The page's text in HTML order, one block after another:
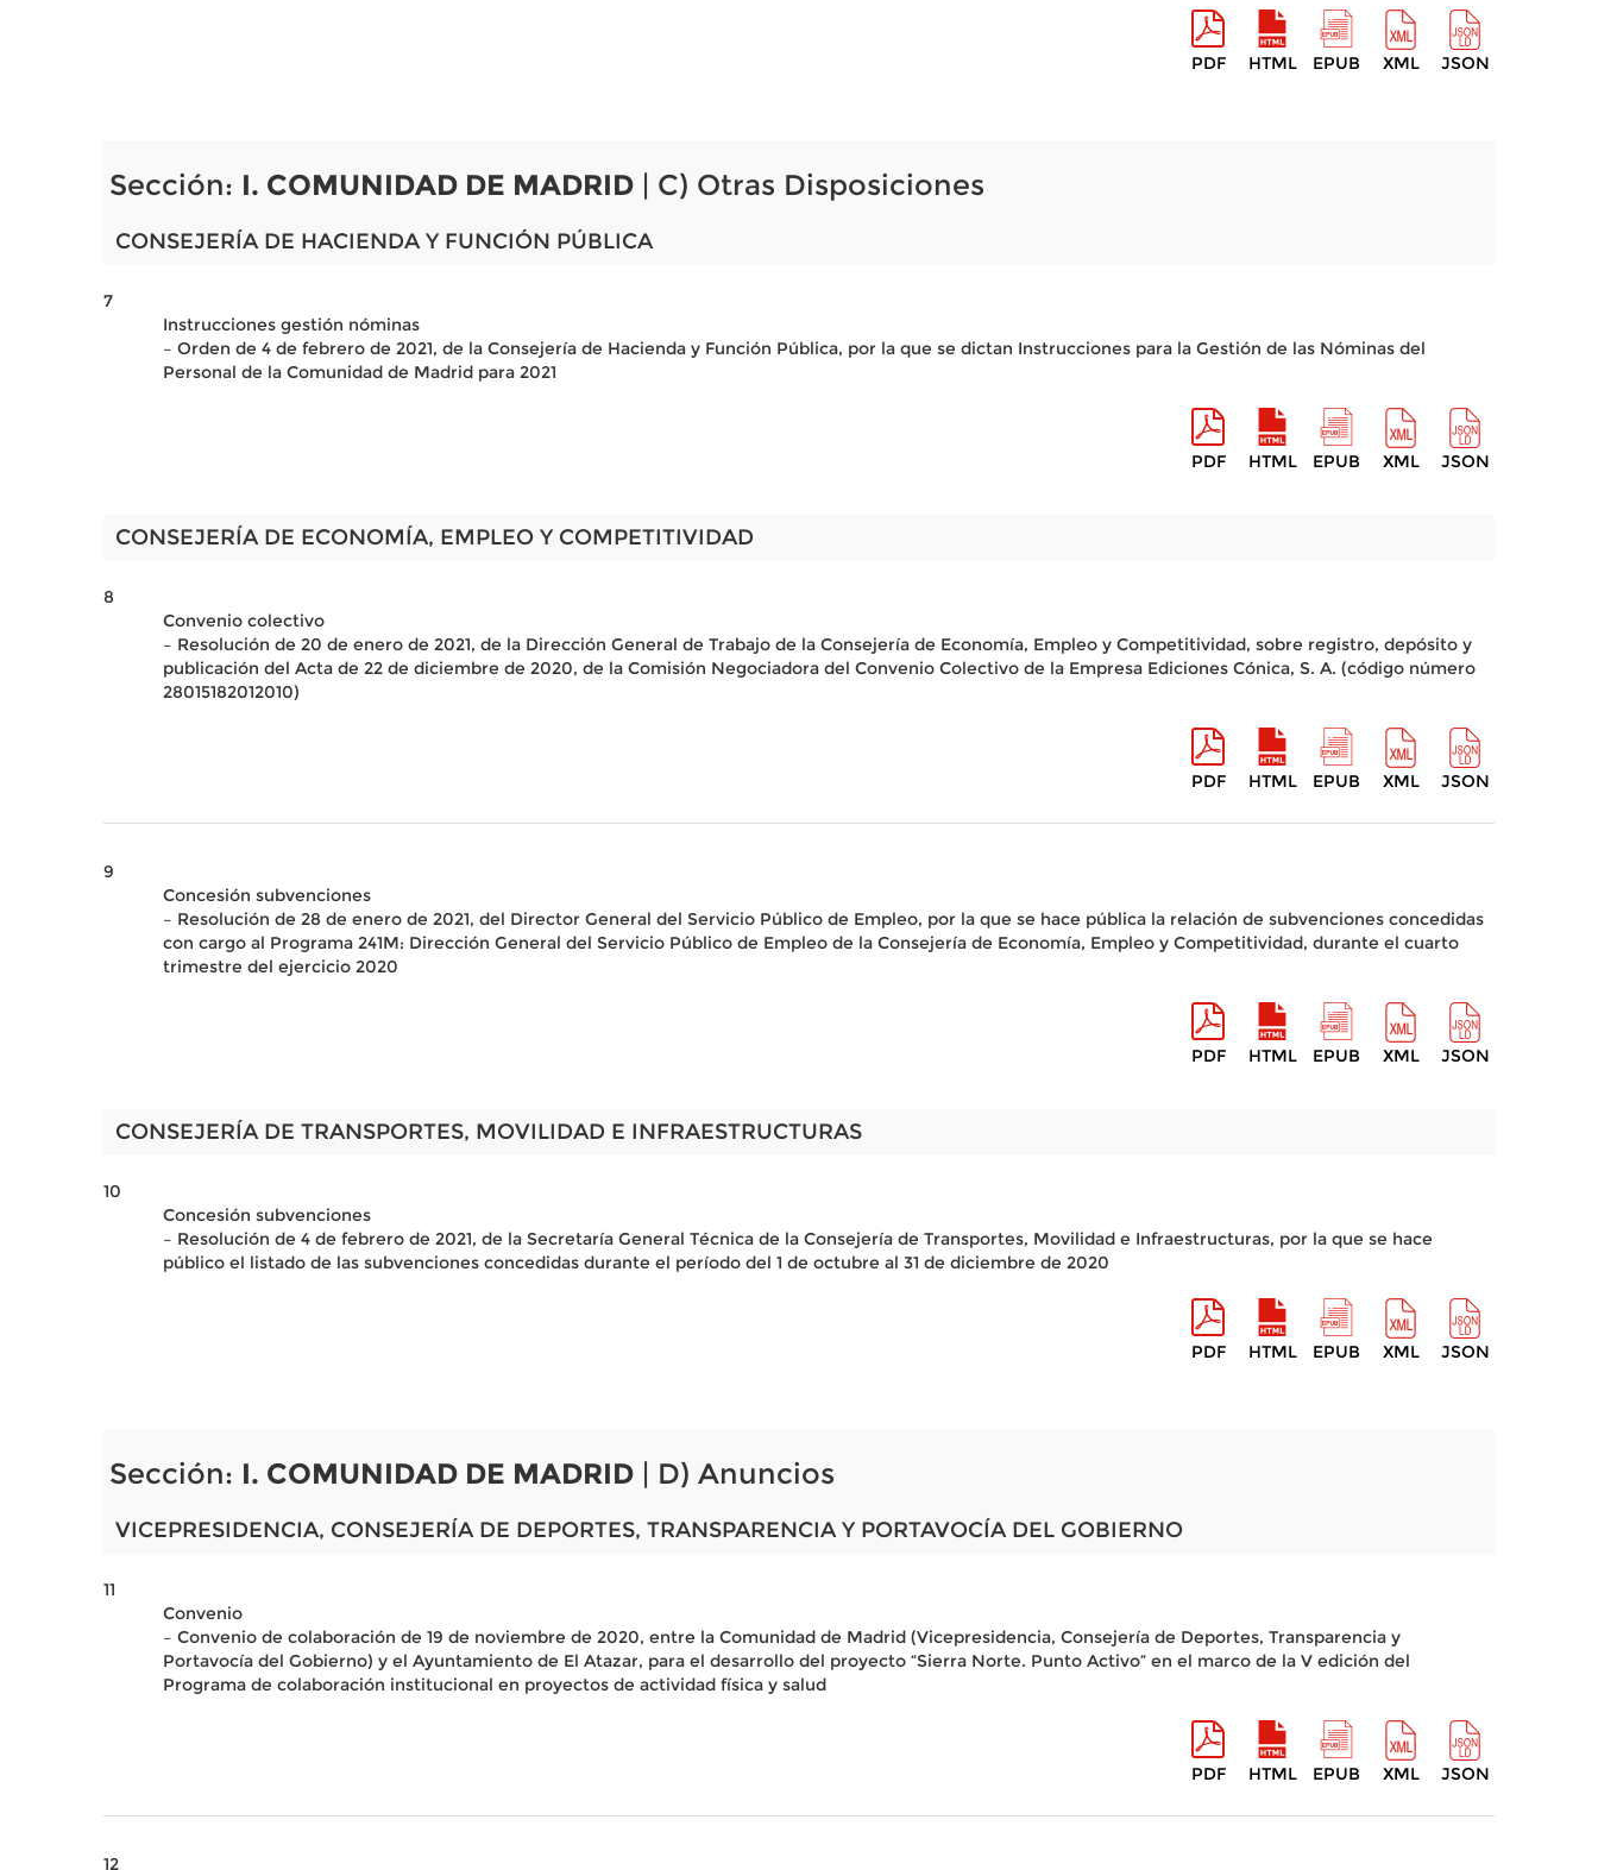
PDF HTML EPUB XML JSON
Sección: I. COMUNIDAD DE MADRID | C) Otras Disposiciones
CONSEJERÍA DE HACIENDA Y FUNCIÓN PÚBLICA
7
Instrucciones gestión nóminas
– Orden de 4 de febrero de 2021, de la Consejería de Hacienda y Función Pública, por la que se dictan Instrucciones para la Gestión de las Nóminas del
Personal de la Comunidad de Madrid para 2021
PDF HTML EPUB XML JSON
CONSEJERÍA DE ECONOMÍA, EMPLEO Y COMPETITIVIDAD
8
Convenio colectivo
– Resolución de 20 de enero de 2021, de la Dirección General de Trabajo de la Consejería de Economía, Empleo y Competitividad, sobre registro, depósito y
publicación del Acta de 22 de diciembre de 2020, de la Comisión Negociadora del Convenio Colectivo de la Empresa Ediciones Cónica, S. A. (código número
28015182012010)
PDF HTML EPUB XML JSON
9
Concesión subvenciones
– Resolución de 28 de enero de 2021, del Director General del Servicio Público de Empleo, por la que se hace pública la relación de subvenciones concedidas
con cargo al Programa 241M: Dirección General del Servicio Público de Empleo de la Consejería de Economía, Empleo y Competitividad, durante el cuarto
trimestre del ejercicio 2020
PDF HTML EPUB XML JSON
CONSEJERÍA DE TRANSPORTES, MOVILIDAD E INFRAESTRUCTURAS
10
Concesión subvenciones
– Resolución de 4 de febrero de 2021, de la Secretaría General Técnica de la Consejería de Transportes, Movilidad e Infraestructuras, por la que se hace
público el listado de las subvenciones concedidas durante el período del 1 de octubre al 31 de diciembre de 2020
PDF HTML EPUB XML JSON
Sección: I. COMUNIDAD DE MADRID | D) Anuncios
VICEPRESIDENCIA, CONSEJERÍA DE DEPORTES, TRANSPARENCIA Y PORTAVOCÍA DEL GOBIERNO
11
Convenio
– Convenio de colaboración de 19 de noviembre de 2020, entre la Comunidad de Madrid (Vicepresidencia, Consejería de Deportes, Transparencia y
Portavocía del Gobierno) y el Ayuntamiento de El Atazar, para el desarrollo del proyecto “Sierra Norte. Punto Activo” en el marco de la V edición del
Programa de colaboración institucional en proyectos de actividad física y salud
PDF HTML EPUB XML JSON
12